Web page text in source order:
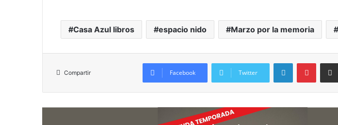
Casa Azul libros espacio nido Marzo por la memoria
Compartir Facebook Twitter